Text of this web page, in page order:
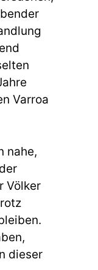
Varroa
nahe,
Völker
dieser